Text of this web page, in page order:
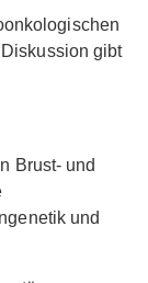
gibt
Brust- und
und